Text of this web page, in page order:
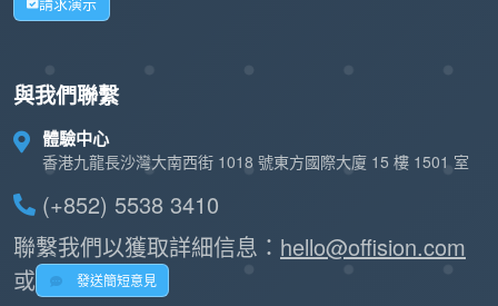
與我們聯繫
體驗中心
香港九龍長沙灣大南西街 1018 號東方國際大廈 15 樓 1501 室
(+852) 5538 3410
聯繫我們以獲取詳細信息： hello@offision.com
或
發送簡短意見